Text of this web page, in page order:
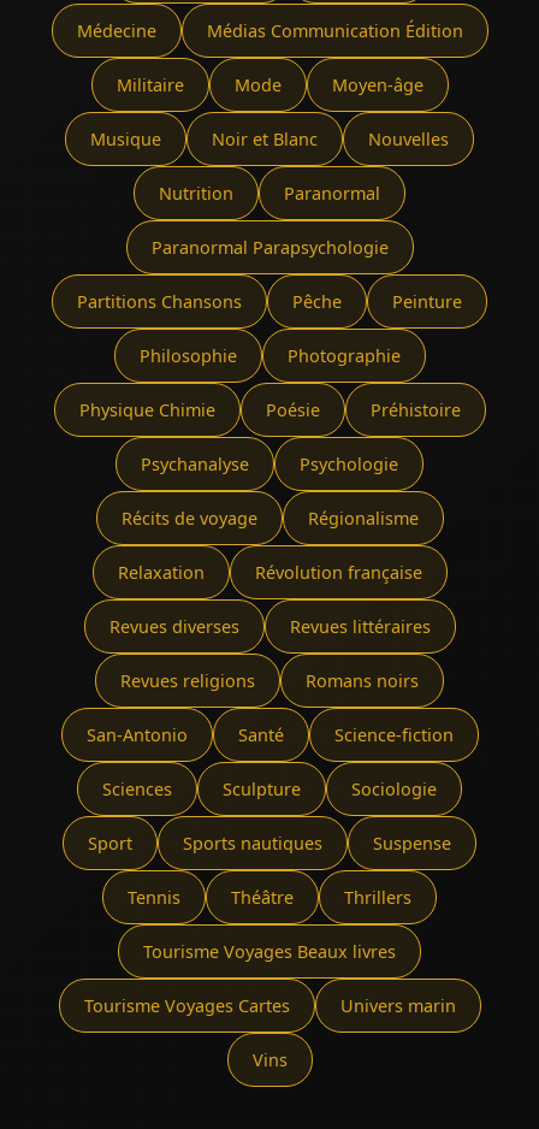
Médecine Médias Communication Édition
Militaire Mode Moyen-âge
Musique Noir et Blanc Nouvelles
Nutrition Paranormal
Paranormal Parapsychologie
Partitions Chansons Pêche Peinture
Philosophie Photographie
Physique Chimie Poésie Préhistoire
Psychanalyse Psychologie
Récits de voyage Régionalisme
Relaxation Révolution française
Revues diverses Revues littéraires
Revues religions Romans noirs
San-Antonio Santé Science-fiction
Sciences Sculpture Sociologie
Sport Sports nautiques Suspense
Tennis Théâtre Thrillers
Tourisme Voyages Beaux livres
Tourisme Voyages Cartes Univers marin
Vins